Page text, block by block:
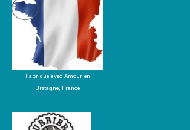
Fabriqué avec Amour en
Bretagne, France